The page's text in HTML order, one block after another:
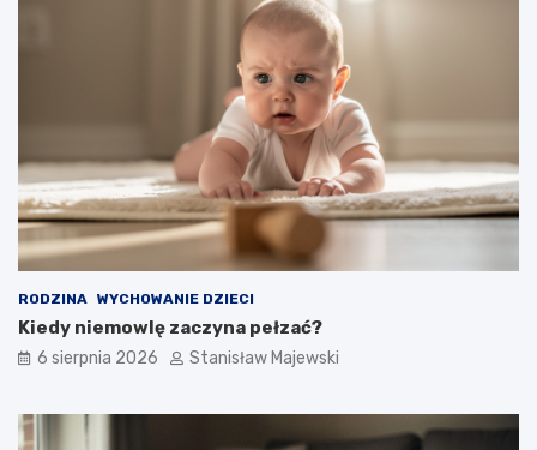
RODZINA WYCHOWANIE DZIECI
Kiedy niemowlę zaczyna pełzać?
6 sierpnia 2026 Stanisław Majewski